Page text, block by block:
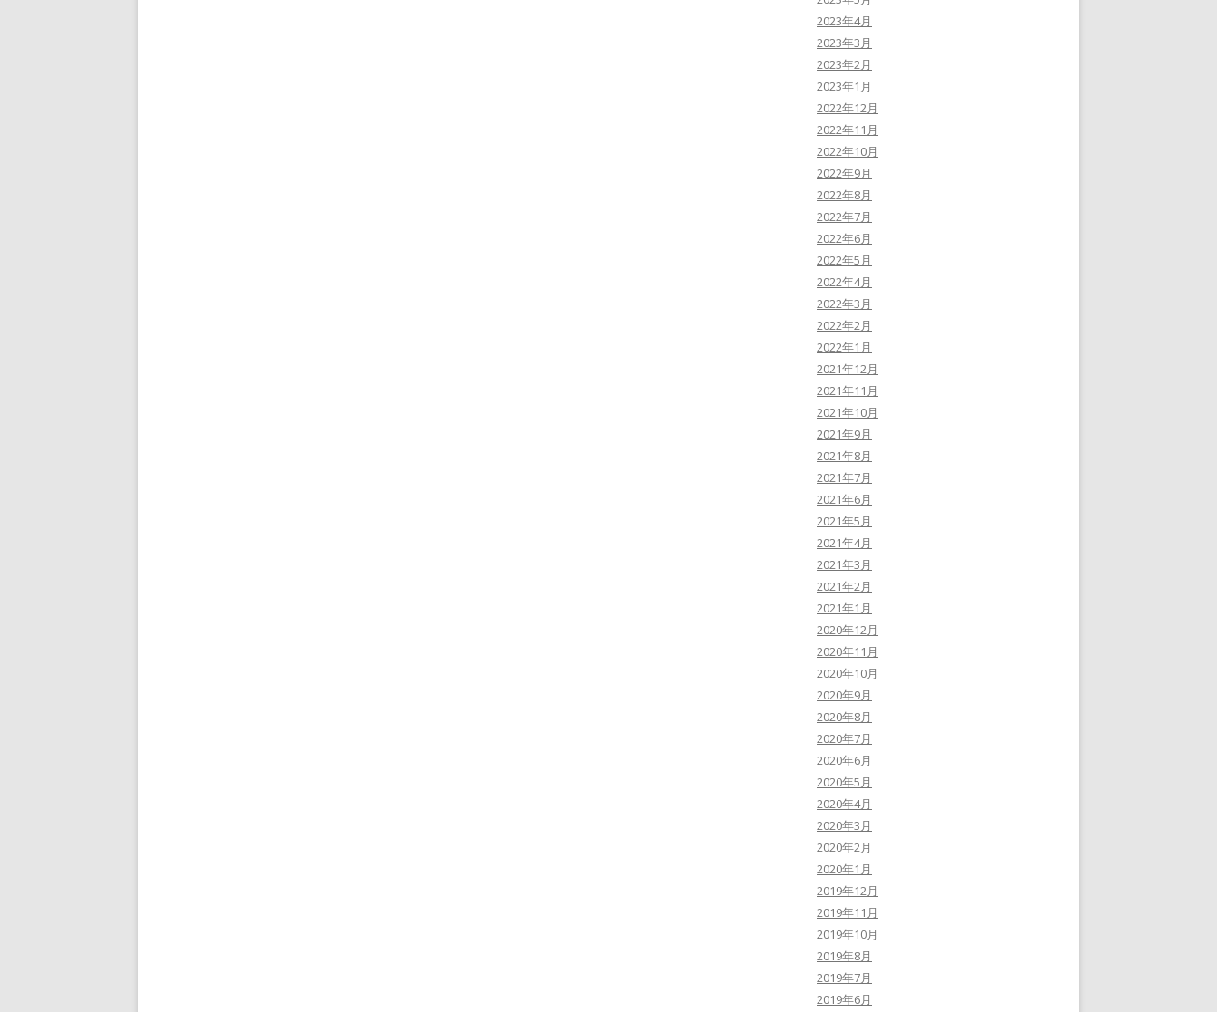
2023年4月
2023年3月
2023年2月
2023年1月
2022年12月
2022年11月
2022年10月
2022年9月
2022年8月
2022年7月
2022年6月
2022年5月
2022年4月
2022年3月
2022年2月
2022年1月
2021年12月
2021年11月
2021年10月
2021年9月
2021年8月
2021年7月
2021年6月
2021年5月
2021年4月
2021年3月
2021年2月
2021年1月
2020年12月
2020年11月
2020年10月
2020年9月
2020年8月
2020年7月
2020年6月
2020年5月
2020年4月
2020年3月
2020年2月
2020年1月
2019年12月
2019年11月
2019年10月
2019年8月
2019年7月
2019年6月